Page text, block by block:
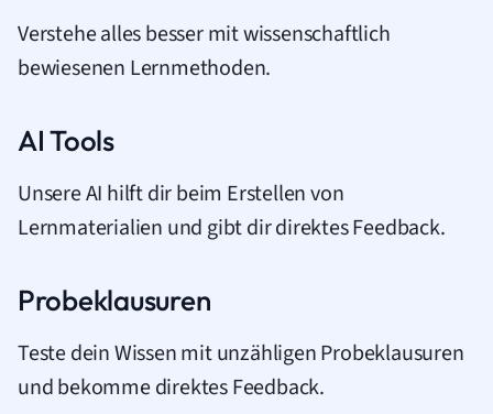
Verstehe alles besser mit wissenschaftlich
bewiesenen Lernmethoden.
AI Tools
Unsere AI hilft dir beim Erstellen von
Lernmaterialien und gibt dir direktes Feedback.
Probeklausuren
Teste dein Wissen mit unzähligen Probeklausuren
und bekomme direktes Feedback.